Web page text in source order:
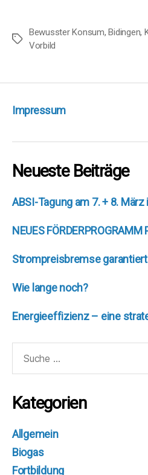
Schlagwörter
Bewusster Konsum,Bidingen,
Vorbild
Impressum
Neueste Beiträge
ABSI-Tagung am 7. + 8.
NEUES
Strompreisbremse
Wie lange noch?
Energieeffizienz – eine
nach:
Kategorien
Allgemein
Biogas
Fortbildung